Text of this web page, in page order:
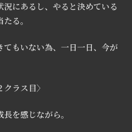
にあるし、やると決めている
る。
てもいない為、一日一日、今が
ラス目〉
を感じながら。